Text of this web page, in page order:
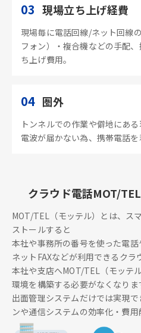
03 現場立ち上げ経費
現場毎に電話回線/ネット回線
フォン）・複合機などの手配
ち上げ費用。
04 圏外
トンネルでの作業や僻地にあ
電波が届かない為、携帯電話を
クラウド電話MOT/
MOT/TEL（モッテル）とは、ス
ストールすると
本社や事務所の番号を使った電
ネットFAXなどが利用できるクラ
本社や支店へMOT/TEL（モッテ
環境を構築する必要がなくなりま
出面管理システムだけでは実現
ンや通信システムの効率化・費